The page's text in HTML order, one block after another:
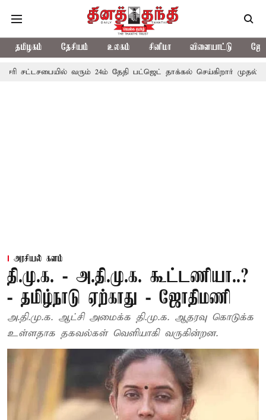
தமிழகம் தேசியம் உலகம் சினிமா விளையாட்டு
வரும் 24ம் தேதி பட்ஜெட் தாக்கல் செய்கிறார் முதல்-அமைச்சர்
அரசியல் களம்
தி.மு.க. - அ.தி.மு.க. கூட்டணியா..?
- தமிழ்நாடு ஏற்காது - ஜோதிமணி
அ.தி.மு.க. ஆட்சி அமைக்க தி.மு.க. ஆதரவு கொடுக்க
உள்ளதாக தகவல்கள் வெளியாகி வருகின்றன.